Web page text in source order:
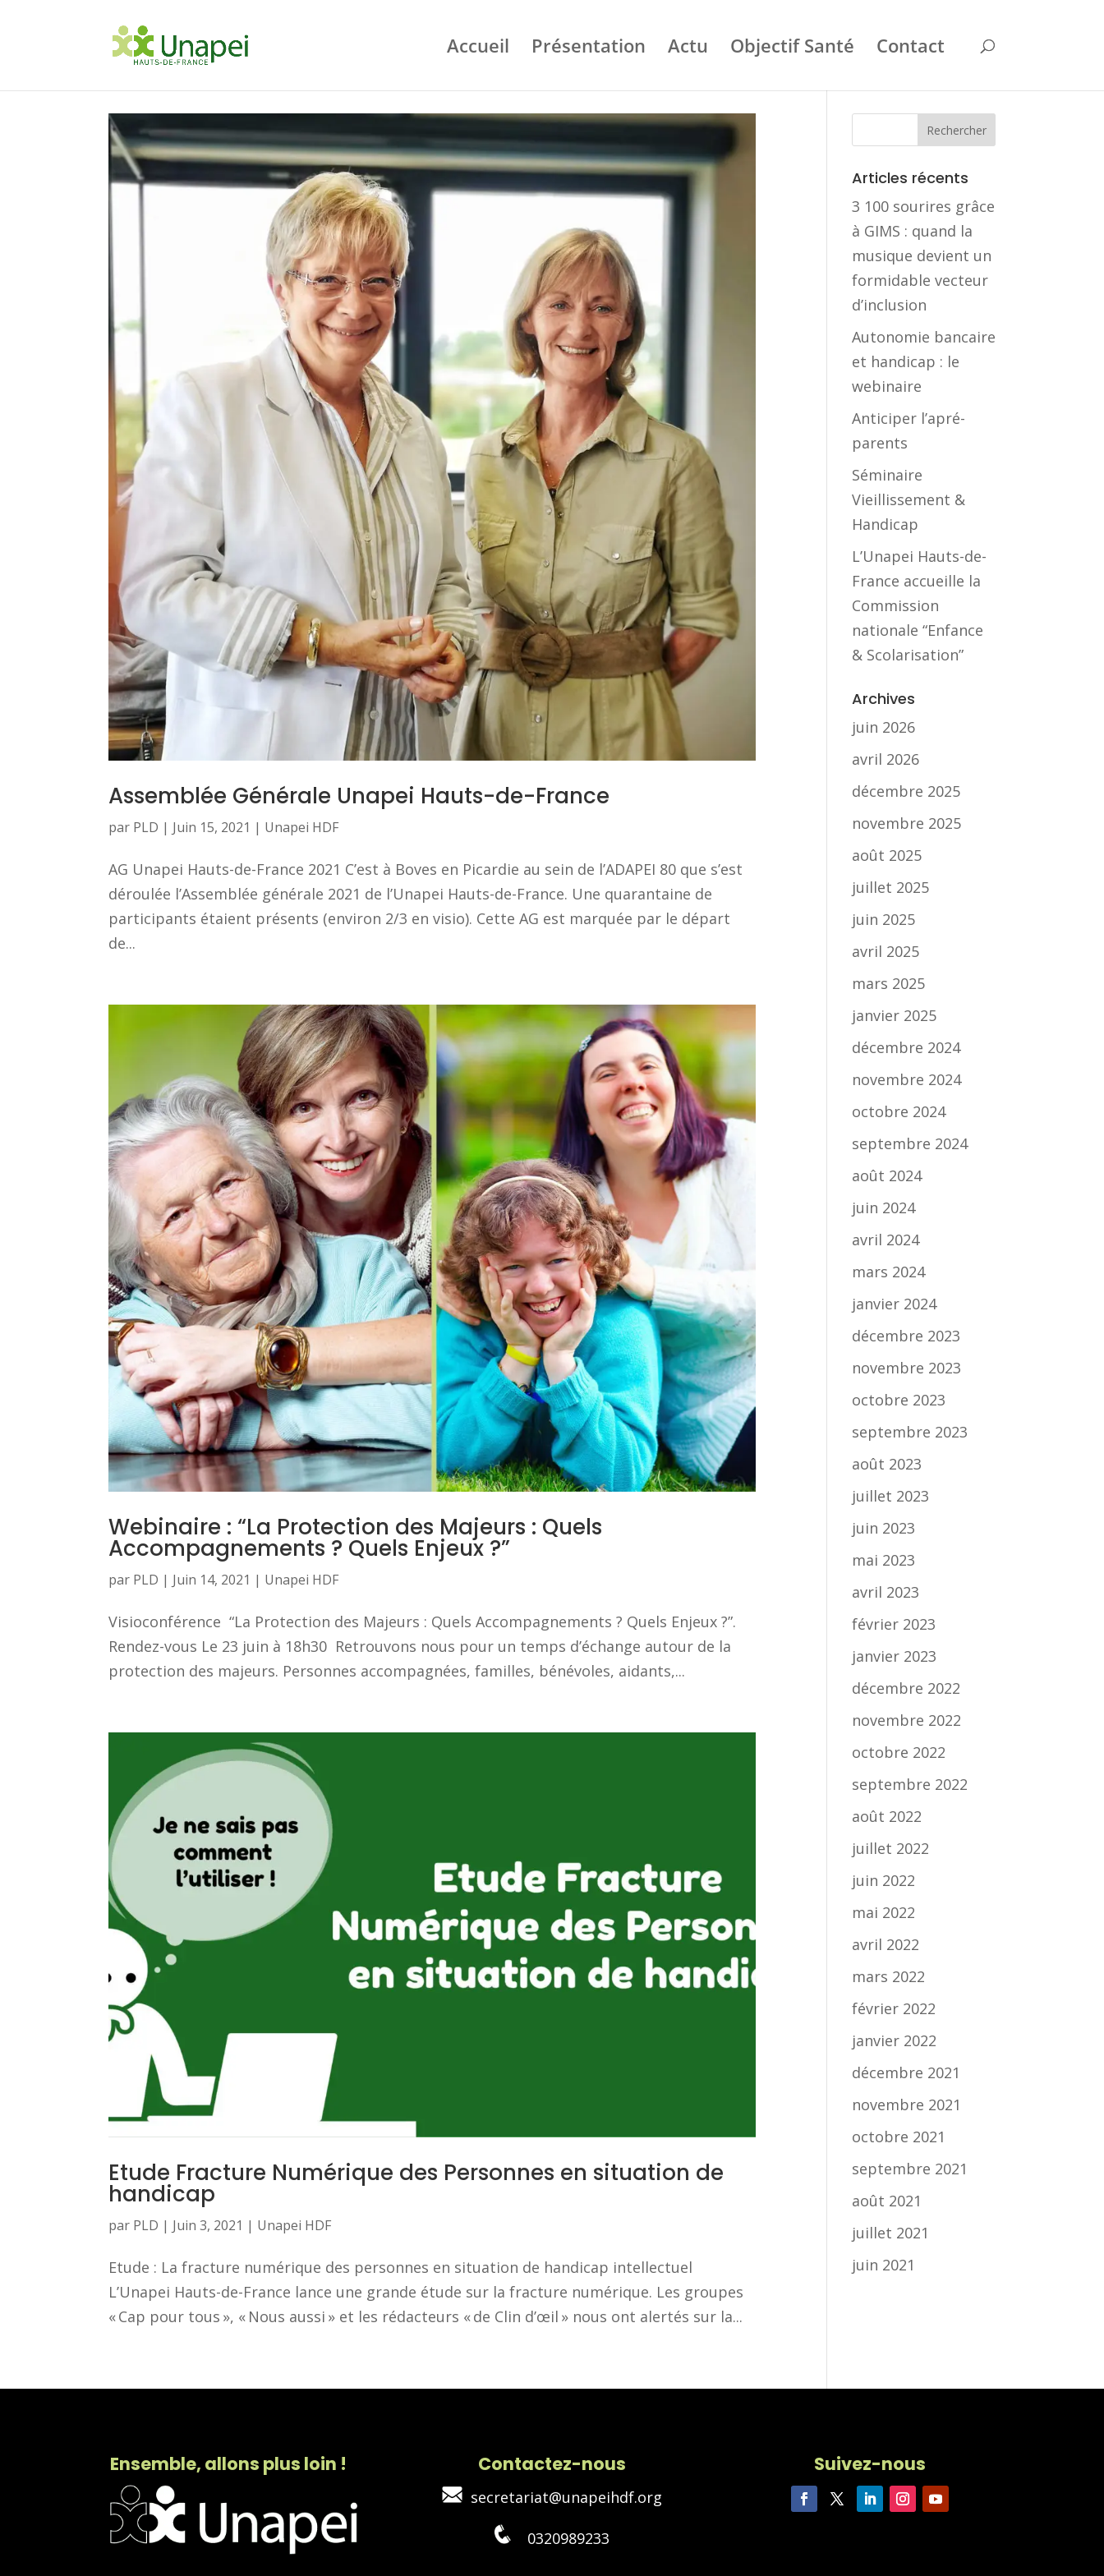
Accueil Présentation Actu Objectif Santé Contact
Assemblée Générale Unapei Hauts-de-France
par PLD | Juin 15, 2021 | Unapei HDF
AG Unapei Hauts-de-France 2021 C’est à Boves en Picardie au sein de l’ADAPEI 80 que s’est
déroulée l’Assemblée générale 2021 de l’Unapei Hauts-de-France. Une quarantaine de
participants étaient présents (environ 2/3 en visio). Cette AG est marquée par le départ
de...
Webinaire : “La Protection des Majeurs : Quels
Accompagnements ? Quels Enjeux ?”
par PLD | Juin 14, 2021 | Unapei HDF
Visioconférence “La Protection des Majeurs : Quels Accompagnements ? Quels Enjeux ?”.
Rendez-vous Le 23 juin à 18h30 Retrouvons nous pour un temps d’échange autour de la
protection des majeurs. Personnes accompagnées, familles, bénévoles, aidants,...
Etude Fracture Numérique des Personnes en situation de
handicap
par PLD | Juin 3, 2021 | Unapei HDF
Etude : La fracture numérique des personnes en situation de handicap intellectuel
L’Unapei Hauts-de-France lance une grande étude sur la fracture numérique. Les groupes
« Cap pour tous », « Nous aussi » et les rédacteurs « de Clin d’œil » nous ont alertés sur la...
Articles récents
3 100 sourires grâce
à GIMS : quand la
musique devient un
formidable vecteur
d’inclusion
Autonomie bancaire
et handicap : le
webinaire
Anticiper l’apré-
parents
Séminaire
Vieillissement &
Handicap
L’Unapei Hauts-de-
France accueille la
Commission
nationale “Enfance
& Scolarisation”
Archives
juin 2026
avril 2026
décembre 2025
novembre 2025
août 2025
juillet 2025
juin 2025
avril 2025
mars 2025
janvier 2025
décembre 2024
novembre 2024
octobre 2024
septembre 2024
août 2024
juin 2024
avril 2024
mars 2024
janvier 2024
décembre 2023
novembre 2023
octobre 2023
septembre 2023
août 2023
juillet 2023
juin 2023
mai 2023
avril 2023
février 2023
janvier 2023
décembre 2022
novembre 2022
octobre 2022
septembre 2022
août 2022
juillet 2022
juin 2022
mai 2022
avril 2022
mars 2022
février 2022
janvier 2022
décembre 2021
novembre 2021
octobre 2021
septembre 2021
août 2021
juillet 2021
juin 2021
Ensemble, allons plus loin ! Contactez-nous
secretariat@unapeihdf.org
0320989233
Suivez-nous